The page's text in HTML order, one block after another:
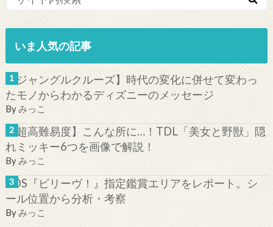
いま人気の記事
【ジャングルクルーズ】時代の変化に併せて変わっ
たモノからわかるディズニーのメッセージ
Byみっこ
【超高難易度】こんな所に…！TDL「美女と野獣」隠
れミッキー6つを画像で解説！
Byみっこ
TDS『ビリーヴ！』指定鑑賞エリアをレポート。シ
ール位置から分析・考察
Byみっこ